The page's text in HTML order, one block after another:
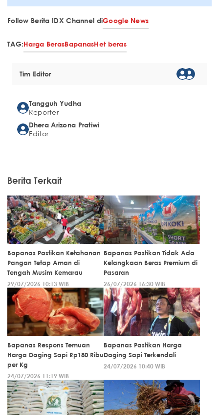
Follow Berita IDX Channel diGoogle News
TAG:Harga BerasBapanasHet beras
Tim Editor
Tangguh Yudha
Reporter
Dhera Arizona Pratiwi
Editor
Berita Terkait
Bapanas Pastikan Ketahanan
Pangan Tetap Aman di
Tengah Musim Kemarau
29/07/2026 10:13 WIB
Bapanas Pastikan Tidak Ada
Kelangkaan Beras Premium di
Pasaran
26/07/2026 16:30 WIB
Bapanas Respons Temuan
Harga Daging Sapi Rp180 Ribu
per Kg
24/07/2026 11:19 WIB
Bapanas Pastikan Harga
Daging Sapi Terkendali
24/07/2026 10:40 WIB